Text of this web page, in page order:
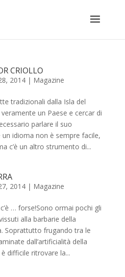
CRIOLLO
2014| Magazine
tradizionali dalla Isla del
un Paese e cercar di
parlare il suo
un idioma non è sempre facile,
c’è un altro strumento di...
2014| Magazine
… forse!Sono ormai pochi gli
alla barbarie della
Soprattutto frugando tra le
dall’artificialità della
difficile ritrovare la...